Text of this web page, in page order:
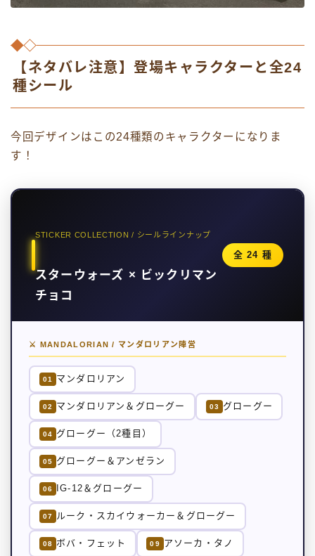
【ネタバレ注意】登場キャラクターと全24
種シール
今回デザインはこの24種類のキャラクターになりま
す！
STICKER COLLECTION / シールラインナップ
スターウォーズ × ビックリマン
チョコ
全 24 種
⚔ MANDALORIAN / マンダロリアン陣営
01 マンダロリアン
02 マンダロリアン＆グローグー 03 グローグー
04 グローグー（2種目）
05 グローグー＆アンゼラン
06 IG-12＆グローグー
07 ルーク・スカイウォーカー＆グローグー
08 ボバ・フェット 09 アソーカ・タノ